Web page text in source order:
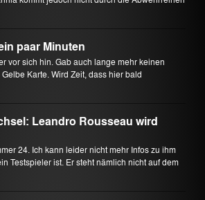
paar Minuten
vor sich hin. Gab auch lange mehr keinen
Karte. Wird Zeit, dass hier bald
Leandro Rousseau wird
24. Ich kann leider nicht mehr Infos zu ihm
Testspieler ist. Er steht nämlich nicht auf dem